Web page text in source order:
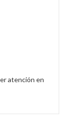
atención en